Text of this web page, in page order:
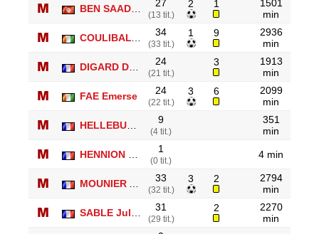
BEN SAADA Chaouki 27
(13 tit.)
2 1
1501
min
COULIBALY Kafoumba 34
(33 tit.)
1 9
2936
min
DIGARD Didier 24
(21 tit.)
3
1913
min
FAE Emerse 24
(22 tit.)
3 6
2099
min
HELLEBUYCK David 9
(4 tit.)
351
min
HENNION Cyril 1
(0 tit.)
4 min
MOUNIER Anthony 33
(32 tit.)
3 2
2794
min
SABLE Julien 31
(29 tit.)
2
2270
min